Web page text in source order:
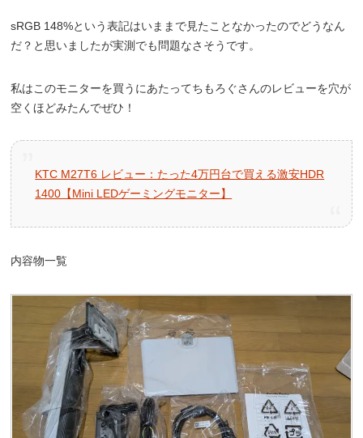
sRGB 148%という表記はいままで見たことなかったのでどうなん
だ？と思いましたが実測でも問題なさそうです。
私はこのモニターを買うにあたってちもろぐさんのレビューを穴が
空くほどみたんでぜひ！
KTC M27T6 レビュー：たった4万円台で買える激安HDR
1400【Mini LEDゲーミングモニター】
内容物一覧